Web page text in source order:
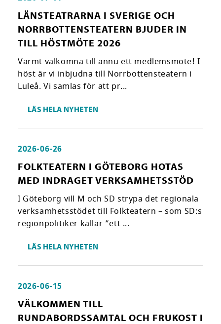
LÄNSTEATRARNA I SVERIGE OCH
NORRBOTTENSTEATERN BJUDER IN
TILL HÖSTMÖTE 2026
Varmt välkomna till ännu ett medlemsmöte! I
höst är vi inbjudna till Norrbottensteatern i
Luleå. Vi samlas för att pr...
LÄS HELA NYHETEN
2026-06-26
FOLKTEATERN I GÖTEBORG HOTAS
MED INDRAGET VERKSAMHETSSTÖD
I Göteborg vill M och SD strypa det regionala
verksamhetsstödet till Folkteatern – som SD:s
regionpolitiker kallar ”ett ...
LÄS HELA NYHETEN
2026-06-15
VÄLKOMMEN TILL
RUNDABORDSSAMTAL OCH FRUKOST I